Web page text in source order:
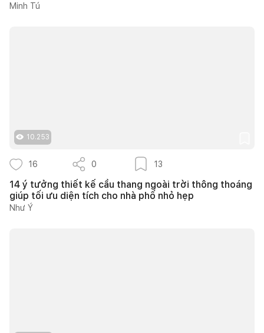
Minh Tú
10.253
16 0 13
14 ý tưởng thiết kế cầu thang ngoài trời thông thoáng
giúp tối ưu diện tích cho nhà phố nhỏ hẹp
Như Ý